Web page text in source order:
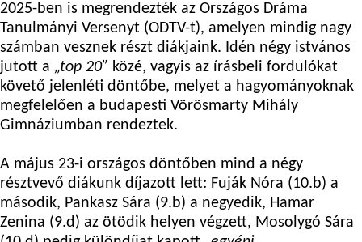
2025-ben is megrendezték az Országos Dráma
Tanulmányi Versenyt (ODTV-t), amelyen mindig nagy
számban vesznek részt diákjaink. Idén négy istvános
jutott a „top 20” közé, vagyis az írásbeli fordulókat
követő jelenléti döntőbe, melyet a hagyományoknak
megfelelően a budapesti Vörösmarty Mihály
Gimnáziumban rendeztek.
A május 23-i országos döntőben mind a négy
résztvevő diákunk díjazott lett: Fuják Nóra (10.b) a
második, Pankasz Sára (9.b) a negyedik, Hamar
Zenina (9.d) az ötödik helyen végzett, Mosolygó Sára